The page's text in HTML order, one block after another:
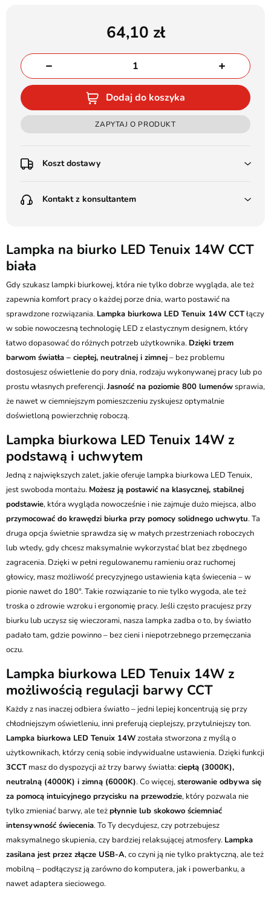
64,10
Dodaj do koszyka
ZAPYTAJ O PRODUKT
Koszt dostawy
Poczta Polska Kurier 48H - 11 zł
(od 1000 zł dla gabarytów, nie dotyczy produktów 3m)
Poczta Polska Kurier 48H - 16 zł
Kurier GLS - 20 zł
Przesyłka Gabarytowa - 35 zł
Kontakt z konsultantem
Batalionów Chłopskich 12, 94-058 Łódź
kontakt@ledstyl.pl
Lampka na biurko LED Tenuix 14W CCT
biała
Gdy szukasz lampki biurkowej, która nie tylko dobrze wygląda, ale też
zapewnia komfort pracy o każdej porze dnia, warto postawić na
sprawdzone rozwiązania. Lampka biurkowa LED Tenuix 14W CCTłączy
w sobie nowoczesną technologię LED z elastycznym designem, który
łatwo dopasować do różnych potrzeb użytkownika. Dzięki trzem
barwom światła – ciepłej, neutralnej i zimnej– bez problemu
dostosujesz oświetlenie do pory dnia, rodzaju wykonywanej pracy lub po
prostu własnych preferencji.Jasność na poziomie 800 lumenówsprawia,
że nawet w ciemniejszym pomieszczeniu zyskujesz optymalnie
doświetloną powierzchnię roboczą.
Lampka biurkowa LED Tenuix 14W z
podstawą i uchwytem
Jedną z największych zalet, jakie oferuje lampka biurkowa LED Tenuix,
jest swoboda montażu. Możesz ją postawić na klasycznej, stabilnej
podstawie, która wygląda nowocześnie i nie zajmuje dużo miejsca, albo
przymocować do krawędzi biurka przy pomocy solidnego uchwytu. Ta
druga opcja świetnie sprawdza się w małych przestrzeniach roboczych
lub wtedy, gdy chcesz maksymalnie wykorzystać blat bez zbędnego
zagracenia. Dzięki w pełni regulowanemu ramieniu oraz ruchomej
głowicy, masz możliwość precyzyjnego ustawienia kąta świecenia – w
pionie nawet do 180°. Takie rozwiązanie to nie tylko wygoda, ale też
troska o zdrowie wzroku i ergonomię pracy. Jeśli często pracujesz przy
biurku lub uczysz się wieczorami, nasza lampka zadba o to, by światło
padało tam, gdzie powinno – bez cieni i niepotrzebnego przemęczania
oczu.
Lampka biurkowa LED Tenuix 14W z
możliwością regulacji barwy CCT
Każdy z nas inaczej odbiera światło – jedni lepiej koncentrują się przy
chłodniejszym oświetleniu, inni preferują cieplejszy, przytulniejszy ton.
Lampka biurkowa LED Tenuix 14Wzostała stworzona z myślą o
użytkownikach, którzy cenią sobie indywidualne ustawienia. Dzięki funkcji
3CCT masz do dyspozycji aż trzy barwy światła:ciepłą (3000K),
neutralną (4000K) i zimną (6000K). Co więcej,sterowanie odbywa się
za pomocą intuicyjnego przycisku na przewodzie, który pozwala nie
tylko zmieniać barwy, ale teżpłynnie lub skokowo ściemniać
intensywność świecenia. To Ty decydujesz, czy potrzebujesz
maksymalnego skupienia, czy bardziej relaksującej atmosfery. Lampka
zasilana jest przez złącze USB-A, co czyni ją nie tylko praktyczną, ale też
mobilną – podłączysz ją zarówno do komputera, jak i powerbanku, a
nawet adaptera sieciowego.